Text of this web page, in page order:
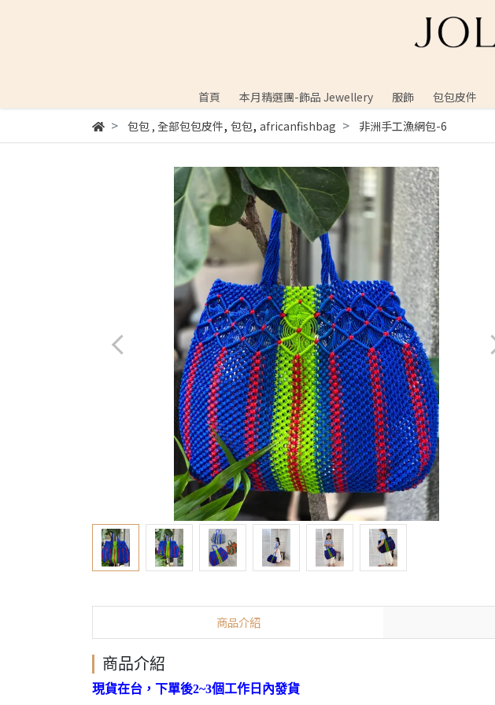
首頁 本月精選團-飾品 Jewellery 服飾 包包皮件
包包, 全部包包皮件, 包包, africanfishbag 非洲手工漁網包-6
商品介紹
商品介紹
現貨在台，下單後2~3個工作日內發貨